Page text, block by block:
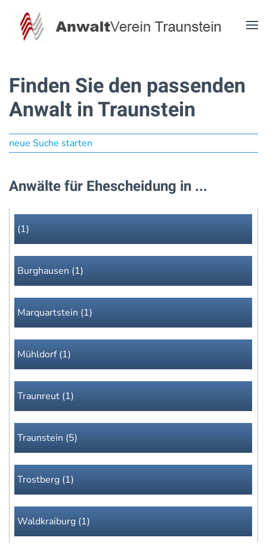
Zum Hauptinhalt springen
Finden Sie den passenden
Anwalt in Traunstein
neue Suche starten
Anwälte für Ehescheidung in ...
(1)
Burghausen (1)
Marquartstein (1)
Mühldorf (1)
Traunreut (1)
Traunstein (5)
Trostberg (1)
Waldkraiburg (1)